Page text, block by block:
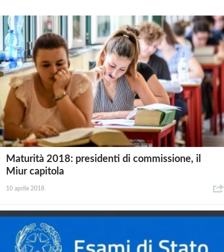
Maturità 2018: presidenti di commissione, il
Miur capitola
10 aprile 2018